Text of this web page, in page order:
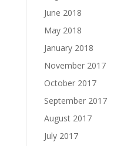
June 2018
May 2018
January 2018
November 2017
October 2017
September 2017
August 2017
July 2017